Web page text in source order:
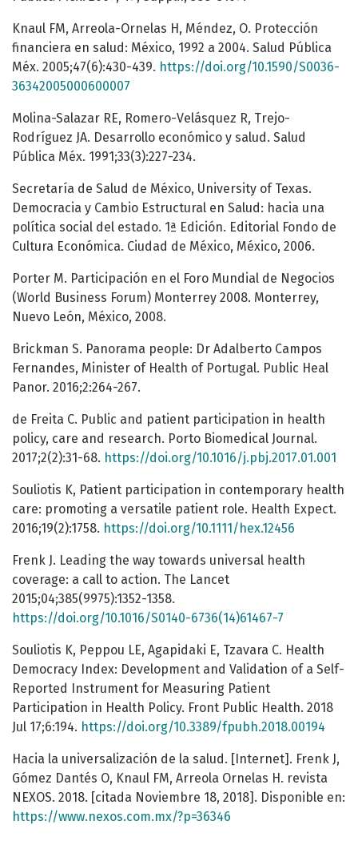
Knaul FM, Arreola-Ornelas H, Méndez, O. Protección
financiera en salud: México, 1992 a 2004. Salud Pública
Méx. 2005;47(6):430-439. https://doi.org/10.1590/S0036-
36342005000600007
Molina-Salazar RE, Romero-Velásquez R, Trejo-
Rodríguez JA. Desarrollo económico y salud. Salud
Pública Méx. 1991;33(3):227-234.
Secretaría de Salud de México, University of Texas.
Democracia y Cambio Estructural en Salud: hacia una
política social del estado. 1ª Edición. Editorial Fondo de
Cultura Económica. Ciudad de México, México, 2006.
Porter M. Participación en el Foro Mundial de Negocios
(World Business Forum) Monterrey 2008. Monterrey,
Nuevo León, México, 2008.
Brickman S. Panorama people: Dr Adalberto Campos
Fernandes, Minister of Health of Portugal. Public Heal
Panor. 2016;2:264-267.
de Freita C. Public and patient participation in health
policy, care and research. Porto Biomedical Journal.
2017;2(2):31-68. https://doi.org/10.1016/j.pbj.2017.01.001
Souliotis K, Patient participation in contemporary health
care: promoting a versatile patient role. Health Expect.
2016;19(2):1758. https://doi.org/10.1111/hex.12456
Frenk J. Leading the way towards universal health
coverage: a call to action. The Lancet
2015;04;385(9975):1352-1358.
https://doi.org/10.1016/S0140-6736(14)61467-7
Souliotis K, Peppou LE, Agapidaki E, Tzavara C. Health
Democracy Index: Development and Validation of a Self-
Reported Instrument for Measuring Patient
Participation in Health Policy. Front Public Health. 2018
Jul 17;6:194. https://doi.org/10.3389/fpubh.2018.00194
Hacia la universalización de la salud. [Internet]. Frenk J,
Gómez Dantés O, Knaul FM, Arreola Ornelas H. revista
NEXOS. 2018. [citada Noviembre 18, 2018]. Disponible en:
https://www.nexos.com.mx/?p=36346